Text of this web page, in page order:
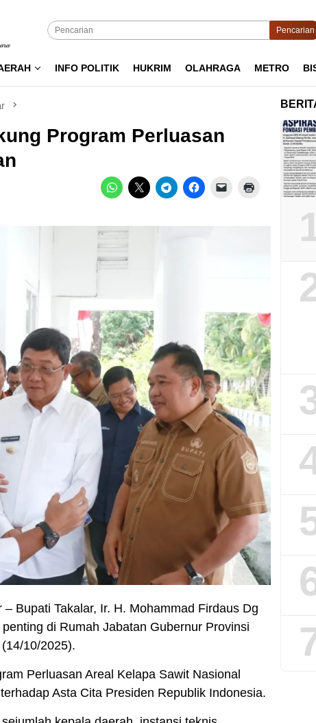
Pencarian
INFO POLITIK HUKRIM OLAHRAGA METRO
Program Perluasan
Bupati Takalar, Ir. H. Mohammad Firdaus Dg
di Rumah Jabatan Gubernur Provinsi
10/2025).
Perluasan Areal Kelapa Sawit Nasional
Asta Cita Presiden Republik Indonesia.